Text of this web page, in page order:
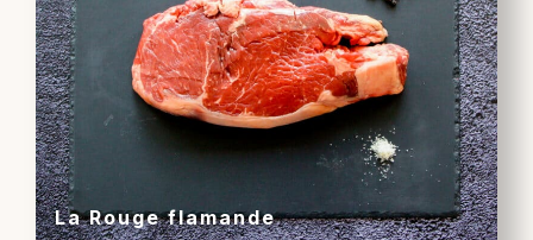
La Rouge flamande